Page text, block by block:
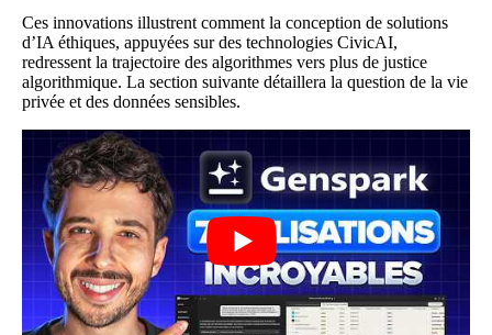
Ces innovations illustrent comment la conception de solutions
d’IA éthiques, appuyées sur des technologies CivicAI,
redressent la trajectoire des algorithmes vers plus de justice
algorithmique. La section suivante détaillera la question de la vie
privée et des données sensibles.